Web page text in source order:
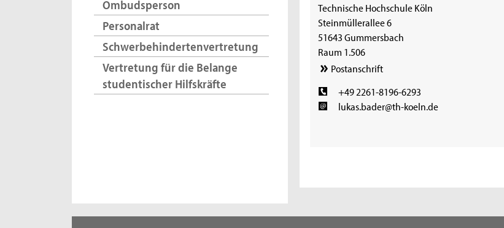
Ombudsperson
Personalrat
Schwerbehindertenvertretung
Vertretung für die Belange
studentischer Hilfskräfte
Technische Hochschule Köln
Steinmüllerallee 6
51643 Gummersbach
Raum 1.506
Postanschrift
+49 2261-8196-6293
lukas.bader@th-koeln.de